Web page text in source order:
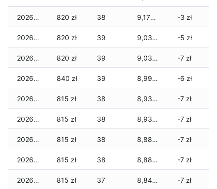
2026-08-07 820 zł 38 9,175 zł -3 zł
2026-08-06 820 zł 39 9,035 zł -5 zł
2026-08-05 820 zł 39 9,035 zł -7 zł
2026-08-04 840 zł 39 8,990 zł -6 zł
2026-08-03 815 zł 38 8,930 zł -7 zł
2026-08-02 815 zł 38 8,930 zł -7 zł
2026-08-01 815 zł 38 8,885 zł -7 zł
2026-07-31 815 zł 38 8,885 zł -7 zł
2026-07-29 815 zł 37 8,845 zł -7 zł